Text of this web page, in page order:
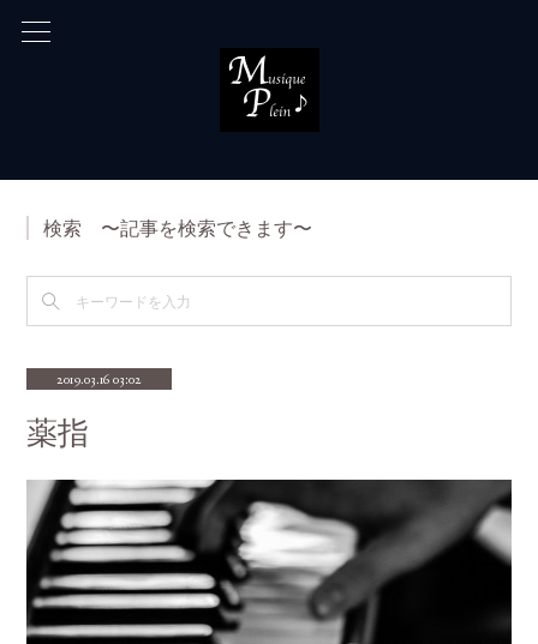
検索 〜記事を検索できます〜
2019.03.16 03:02
薬指